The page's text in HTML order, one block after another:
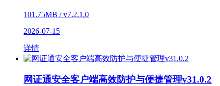
101.75MB / v7.2.1.0
2026-07-15
详情
网证通安全客户端高效防护与便捷管理v31.0.2